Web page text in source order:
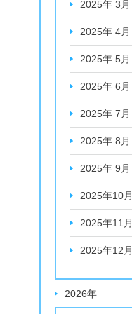
2025年 3月
2025年 4月
2025年 5月
2025年 6月
2025年 7月
2025年 8月
2025年 9月
2025年10月
2025年11月
2025年12月
2026年